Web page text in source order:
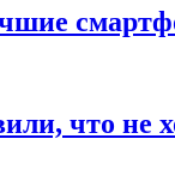
что не